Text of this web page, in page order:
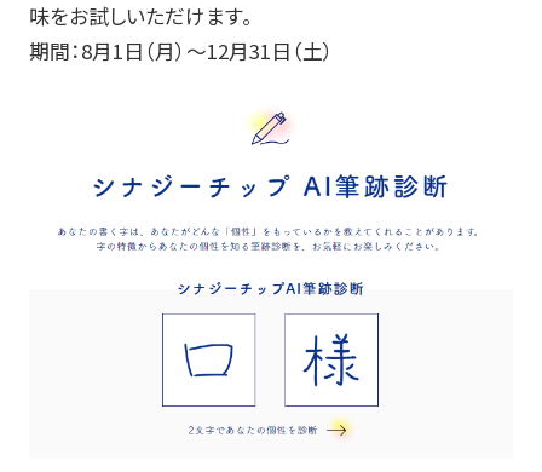
味をお試しいただけます。
期間：8月1日（月）～12月31日（土）